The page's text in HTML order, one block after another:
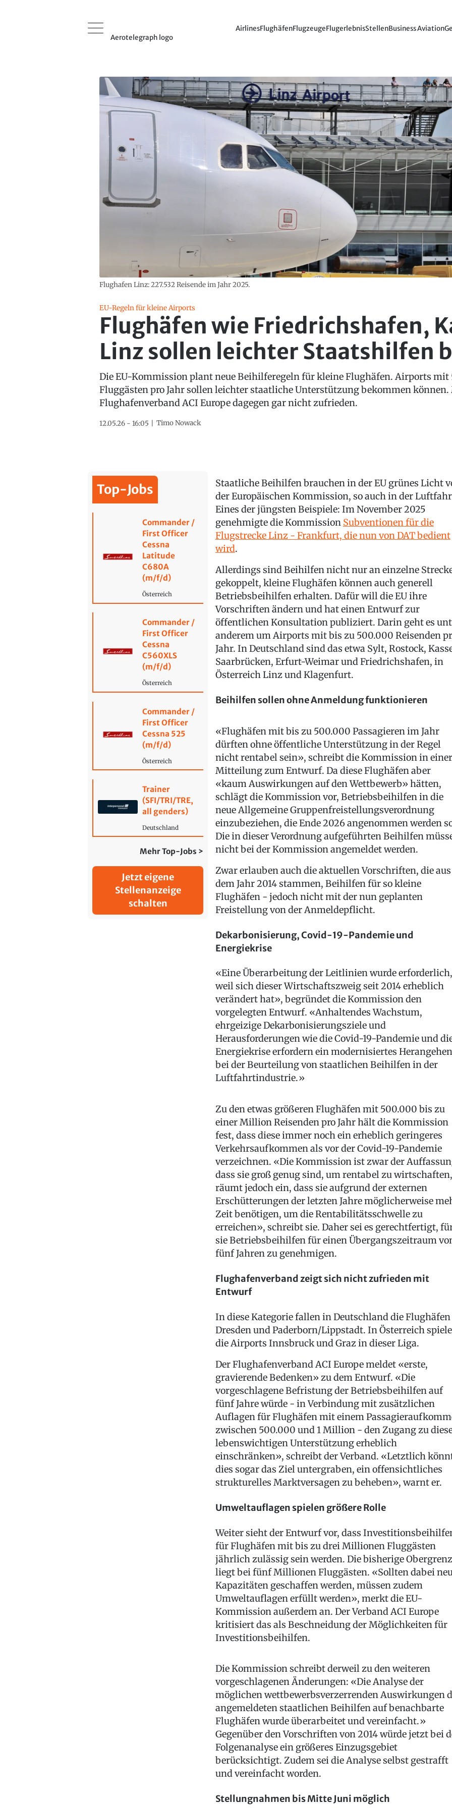
Aerotelegraph logo
AirlinesFlughäfenFlugzeugeFlugerlebnisStellenBusiness Aviation
Flughafen Linz: 227.532 Reisende im Jahr 2025.
EU-Regeln für kleine Airports
Flughäfen wie Friedrichshafen,
Linz sollen leichter Staatshilfen
Die EU-Kommission plant neue Beihilferegeln für kleine Flughäfen. Airports mit
Fluggästen pro Jahr sollen leichter staatliche Unterstützung bekommen
Flughafenverband ACI Europe dagegen gar nicht zufrieden.
12.05.26 - 16:05 Timo Nowack
Top-Jobs
Commander /
First Officer
Cessna
Latitude
C680A
(m/f/d)
Österreich
Commander /
First Officer
Cessna
C560XLS
(m/f/d)
Österreich
Commander /
First Officer
Cessna 525
(m/f/d)
Österreich
Trainer
(SFI/TRI/TRE,
all genders)
Deutschland
Mehr Top-Jobs >
Jetzt eigene
Stellenanzeige
schalten
Staatliche Beihilfen brauchen in der EU grünes Licht
der Europäischen Kommission, so auch in der
Eines der jüngsten Beispiele: Im November 2025
genehmigte die Kommission Subventionen für die
Flugstrecke Linz - Frankfurt, die nun von DAT bedient
wird.
Allerdings sind Beihilfen nicht nur an einzelne
gekoppelt, kleine Flughäfen können auch generell
Betriebsbeihilfen erhalten. Dafür will die EU ihre
Vorschriften ändern und hat einen Entwurf zur
öffentlichen Konsultation publiziert. Darin geht es
anderem um Airports mit bis zu 500.000 Reisenden
Jahr. In Deutschland sind das etwa Sylt, Rostock,
Saarbrücken, Erfurt-Weimar und Friedrichshafen, in
Österreich Linz und Klagenfurt.
Beihilfen sollen ohne Anmeldung funktionieren
«Flughäfen mit bis zu 500.000 Passagieren im Jahr
dürften ohne öffentliche Unterstützung in der Regel
nicht rentabel sein», schreibt die Kommission in einer
Mitteilung zum Entwurf. Da diese Flughäfen aber
«kaum Auswirkungen auf den Wettbewerb» hätten,
schlägt die Kommission vor, Betriebsbeihilfen in die
neue Allgemeine Gruppenfreistellungsverordnung
einzubeziehen, die Ende 2026 angenommen werden
Die in dieser Verordnung aufgeführten Beihilfen
nicht bei der Kommission angemeldet werden.
Zwar erlauben auch die aktuellen Vorschriften, die aus
dem Jahr 2014 stammen, Beihilfen für so kleine
Flughäfen - jedoch nicht mit der nun geplanten
Freistellung von der Anmeldepflicht.
Dekarbonisierung, Covid-19-Pandemie und
Energiekrise
«Eine Überarbeitung der Leitlinien wurde erforderlich,
weil sich dieser Wirtschaftszweig seit 2014 erheblich
verändert hat», begründet die Kommission den
vorgelegten Entwurf. «Anhaltendes Wachstum,
ehrgeizige Dekarbonisierungsziele und
Herausforderungen wie die Covid-19-Pandemie und
Energiekrise erfordern ein modernisiertes Herangehen
bei der Beurteilung von staatlichen Beihilfen in der
Luftfahrtindustrie.»
Zu den etwas größeren Flughäfen mit 500.000 bis zu
einer Million Reisenden pro Jahr hält die Kommission
fest, dass diese immer noch ein erheblich geringeres
Verkehrsaufkommen als vor der Covid-19-Pandemie
verzeichnen. «Die Kommission ist zwar der
dass sie groß genug sind, um rentabel zu wirtschaften,
räumt jedoch ein, dass sie aufgrund der externen
Erschütterungen der letzten Jahre möglicherweise
Zeit benötigen, um die Rentabilitätsschwelle zu
erreichen», schreibt sie. Daher sei es gerechtfertigt,
sie Betriebsbeihilfen für einen Übergangszeitraum
fünf Jahren zu genehmigen.
Flughafenverband zeigt sich nicht zufrieden mit
Entwurf
In diese Kategorie fallen in Deutschland die Flughäfen
Dresden und Paderborn/Lippstadt. In Österreich
die Airports Innsbruck und Graz in dieser Liga.
Der Flughafenverband ACI Europe meldet «erste,
gravierende Bedenken» zu dem Entwurf. «Die
vorgeschlagene Befristung der Betriebsbeihilfen auf
fünf Jahre würde - in Verbindung mit zusätzlichen
Auflagen für Flughäfen mit einem
zwischen 500.000 und 1 Million - den Zugang zu
lebenswichtigen Unterstützung erheblich
einschränken», schreibt der Verband. «Letztlich
dies sogar das Ziel untergraben, ein offensichtliches
strukturelles Marktversagen zu beheben», warnt er.
Umweltauflagen spielen größere Rolle
Weiter sieht der Entwurf vor, dass
für Flughäfen mit bis zu drei Millionen Fluggästen
jährlich zulässig sein werden. Die bisherige
liegt bei fünf Millionen Fluggästen. «Sollten dabei
Kapazitäten geschaffen werden, müssen zudem
Umweltauflagen erfüllt werden», merkt die EU-
Kommission außerdem an. Der Verband ACI Europe
kritisiert das als Beschneidung der Möglichkeiten für
Investitionsbeihilfen.
Die Kommission schreibt derweil zu den weiteren
vorgeschlagenen Änderungen: «Die Analyse der
möglichen wettbewerbsverzerrenden Auswirkungen
angemeldeten staatlichen Beihilfen auf benachbarte
Flughäfen wurde überarbeitet und vereinfacht.»
Gegenüber den Vorschriften von 2014 würde jetzt bei
Folgenanalyse ein größeres Einzugsgebiet
berücksichtigt. Zudem sei die Analyse selbst gestrafft
und vereinfacht worden.
Stellungnahmen bis Mitte Juni möglich